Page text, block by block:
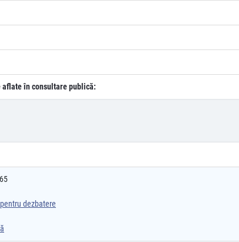
în consultare publică:
dezbatere